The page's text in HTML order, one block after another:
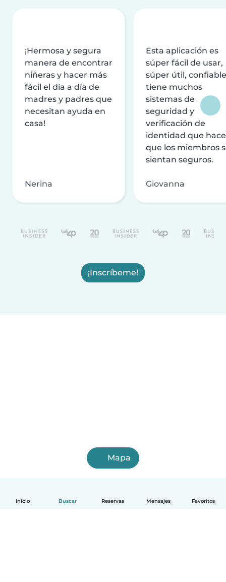
Inicio Buscar Reservas Mensajes Favoritos
¡Hermosa y segura
manera de encontrar
niñeras y hacer más
fácil el día a día de
madres y padres que
necesitan ayuda en
casa!
Nerina
Esta aplicación es
súper fácil de usar,
súper útil,
tiene muchos
sistemas de
seguridad y
verificación de
identidad que
que los miembros
sientan seguros.
Giovanna
¡Inscríbeme!
Mapa